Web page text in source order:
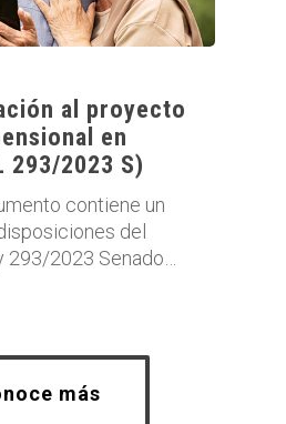
al proyecto
en
293/2023 S)
contiene un
del
2023 Senado…
más